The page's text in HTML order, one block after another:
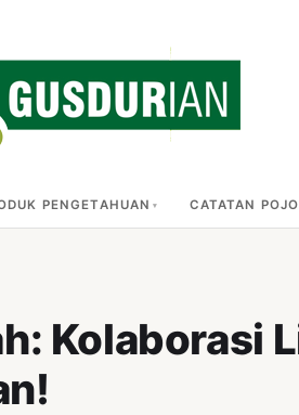
PENGETAHUAN CATATAN
Kolaborasi